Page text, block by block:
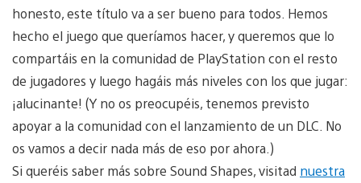
honesto, este título va a ser bueno para todos. Hemos
hecho el juego que queríamos hacer, y queremos que lo
compartáis en la comunidad de PlayStation con el resto
de jugadores y luego hagáis más niveles con los que jugar:
¡alucinante! (Y no os preocupéis, tenemos previsto
apoyar a la comunidad con el lanzamiento de un DLC. No
os vamos a decir nada más de eso por ahora.)
Si queréis saber más sobre Sound Shapes, visitad nuestra